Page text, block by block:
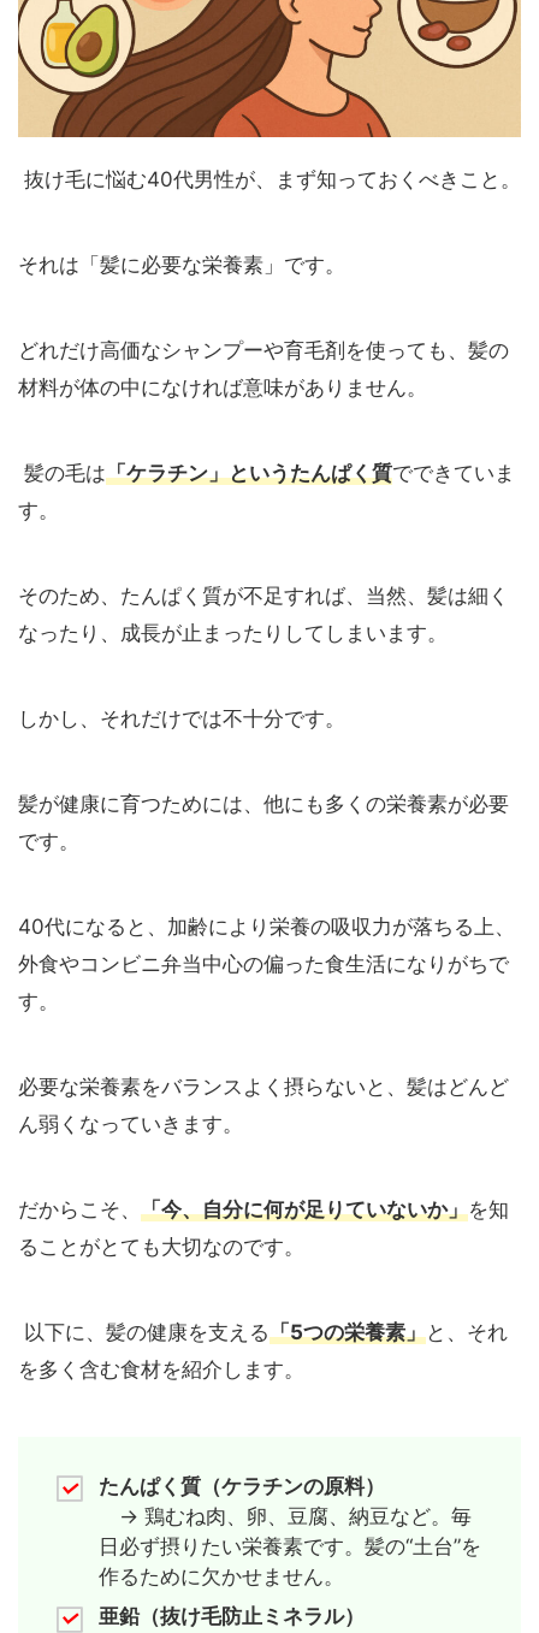
抜け毛に悩む40代男性が、まず知っておくべきこと。
それは「髪に必要な栄養素」です。
どれだけ高価なシャンプーや育毛剤を使っても、髪の
材料が体の中になければ意味がありません。
髪の毛は「ケラチン」というたんぱく質でできていま
す。
そのため、たんぱく質が不足すれば、当然、髪は細く
なったり、成長が止まったりしてしまいます。
しかし、それだけでは不十分です。
髪が健康に育つためには、他にも多くの栄養素が必要
です。
40代になると、加齢により栄養の吸収力が落ちる上、
外食やコンビニ弁当中心の偏った食生活になりがちで
す。
必要な栄養素をバランスよく摂らないと、髪はどんど
ん弱くなっていきます。
だからこそ、 「今、自分に何が足りていないか」を知
ることがとても大切なのです。
以下に、髪の健康を支える「5つの栄養素」と、それ
を多く含む食材を紹介します。
たんぱく質（ケラチンの原料）
→ 鶏むね肉、卵、豆腐、納豆など。毎
日必ず摂りたい栄養素です。髪の“土台”を
作るために欠かせません。
亜鉛（抜け毛防止ミネラル）